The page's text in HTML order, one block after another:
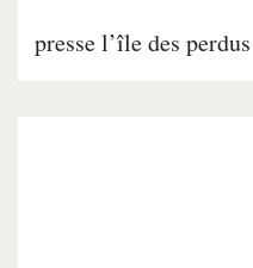
presse l’île des perdus